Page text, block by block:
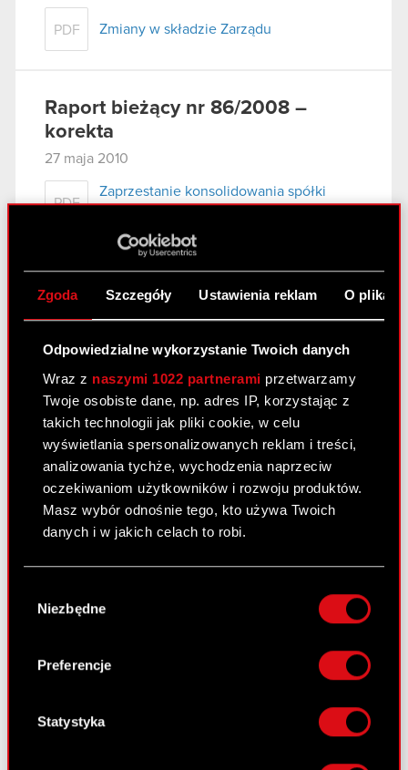
Zgoda Szczegóły Ustawienia reklam O
Odpowiedzialne wykorzystanie Twoich danych
Wraz z naszymi 1022 partnerami przetwarzamy
Twoje osobiste dane, np. adres IP, korzystając z
takich technologii jak pliki cookie, w celu
wyświetlania spersonalizowanych reklam i treści,
analizowania tychże, wychodzenia naprzeciw
oczekiwaniom użytkowników i rozwoju produktów.
Masz wybór odnośnie tego, kto używa Twoich
danych i w jakich celach to robi.
Gromadzić dane dotyczące Twojej
lokalizacji geograficznej z dokładnością nawet
Identyfikować Twoje urządzenie, aktywnie
analizując charakteryzującego je zbiory
palca)
osobiste dane są przetwarzane oraz ustaw własne
zgody
Niezbędne
Preferencje
Statystyka
PDF Zmiany w składzie Zarządu
Raport bieżący nr 86/2008 –
korekta
27 maja 2010
PDF
Zaprzestanie konsolidowania spółki
PDF
podmiot zależny
Raport bieżący nr 20/2010
15 maja 2010
Korekta raportu okresowego
PDF